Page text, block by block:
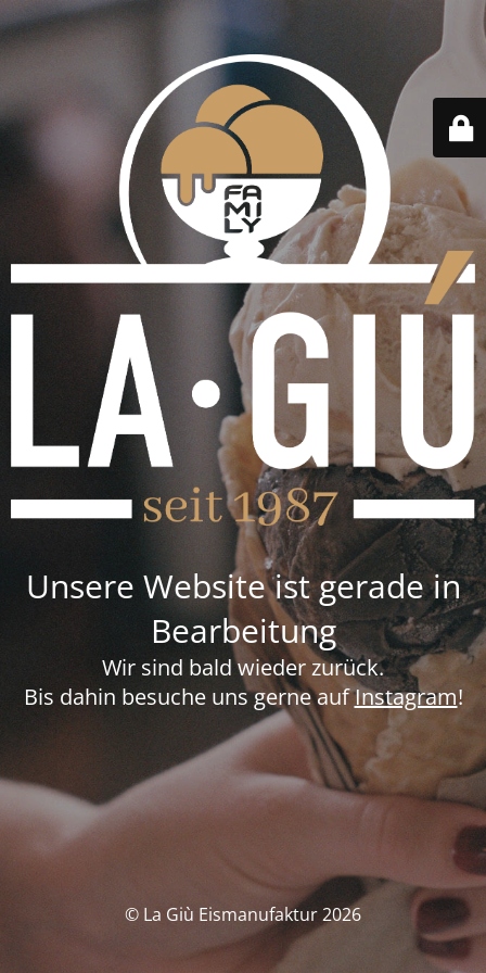
Unsere Website ist gerade in
Bearbeitung
Wir sind bald wieder zurück.
Bis dahin besuche uns gerne aufInstagram!
© La Giù Eismanufaktur 2026